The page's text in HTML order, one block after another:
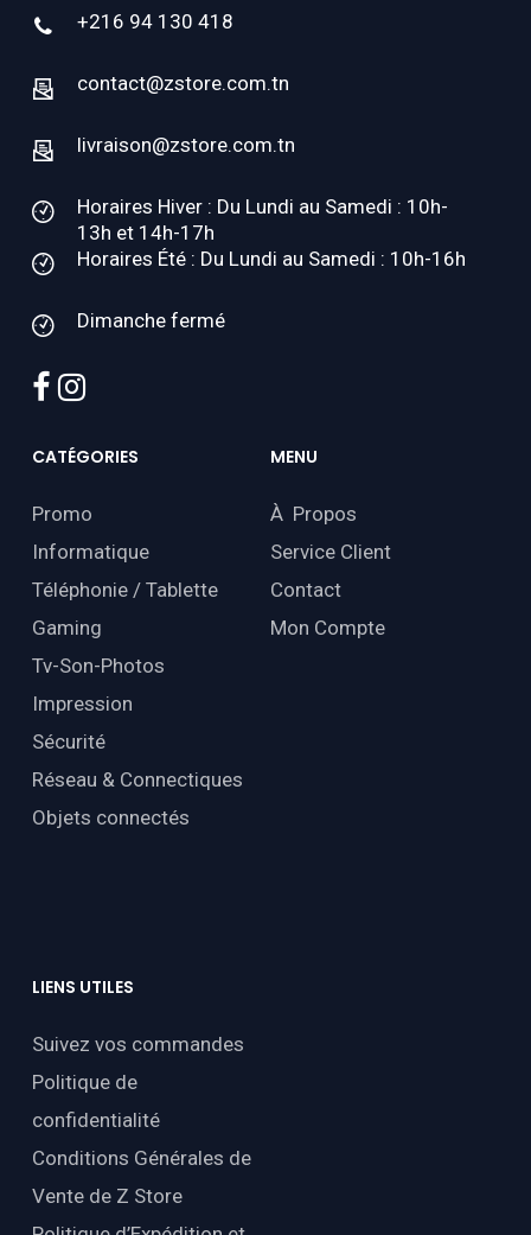
+216 94 130 418
contact@zstore.com.tn
livraison@zstore.com.tn
Horaires Hiver : Du Lundi au Samedi : 10h-
13h et 14h-17h
Horaires Été : Du Lundi au Samedi : 10h-16h
Dimanche fermé
facebook
instagram
CATÉGORIES
Promo
Informatique
Téléphonie / Tablette
Gaming
Tv-Son-Photos
Impression
Sécurité
Réseau & Connectiques
Objets connectés
MENU
À Propos
Service Client
Contact
Mon Compte
LIENS UTILES
Suivez vos commandes
Politique de
confidentialité
Conditions Générales de
Vente de Z Store